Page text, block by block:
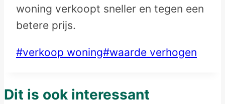
woning verkoopt sneller en tegen een
betere prijs.
Post
#verkoop woning#waarde verhogen
Dit is ook interessant